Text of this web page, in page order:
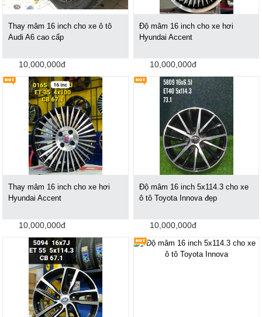
Thay mâm 16 inch cho xe ô tô
Audi A6 cao cấp
10,000,000đ
Độ mâm 16 inch cho xe hơi
Hyundai Accent
10,000,000đ
Thay mâm 16 inch cho xe hơi
Hyundai Accent
10,000,000đ
Độ mâm 16 inch 5x114.3 cho xe
ô tô Toyota Innova đẹp
10,000,000đ